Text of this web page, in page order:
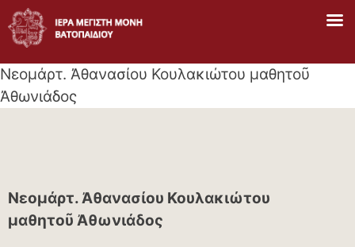
Skip
to
Νεομάρτ. Ἀθανασίου Κουλακιώτου μαθητοῦ
Ἀθωνιάδος
Νεομάρτ. Ἀθανασίου Κουλακιώτου
μαθητοῦ Ἀθωνιάδος